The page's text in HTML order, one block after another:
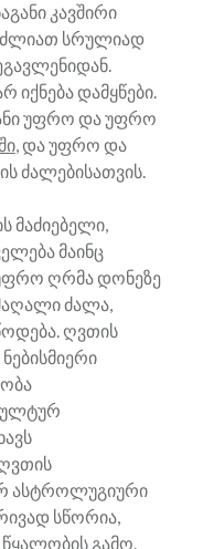
კავშირი
სრულიად
იქნება დამყწები.
უფრო და უფრო
, და უფრო და
ძალებისათვის.
მაძიებელი,
მაინც
ღრმა დონეზე
ძალა,
ღვთის
ასტროლუგიური
სწორია,
გამო.